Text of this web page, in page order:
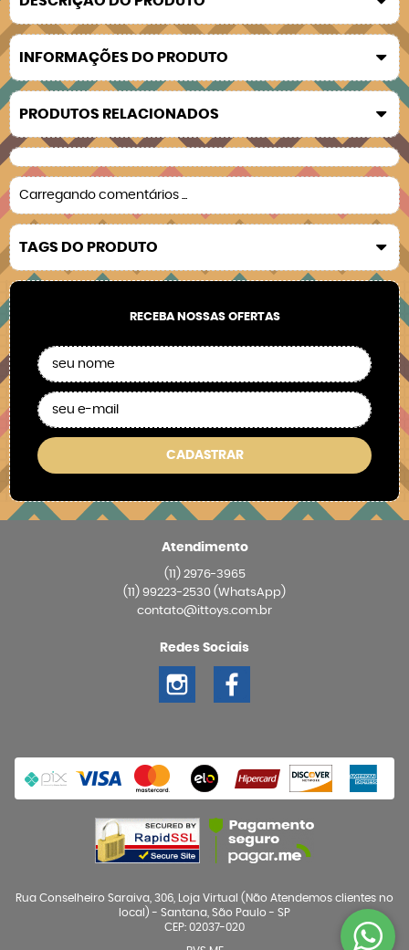
INFORMAÇÕES DO PRODUTO
PRODUTOS RELACIONADOS
Carregando comentários ...
TAGS DO PRODUTO
RECEBA NOSSAS OFERTAS
CADASTRAR
Atendimento
(11)2976-3965
(11) 99223-2530 (WhatsApp)
contato@ittoys.com.br
Redes Sociais
Rua Conselheiro Saraiva, 306, Loja Virtual (Não Atendemos clientes no
local) - Santana, São Paulo - SP
CEP: 02037-020